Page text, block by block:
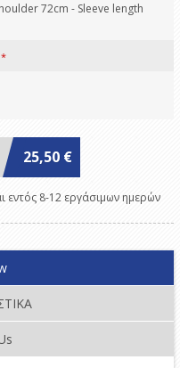
72cm - Sleeve length
*
25,50 €
εντός 8-12 εργάσιμων ημερών